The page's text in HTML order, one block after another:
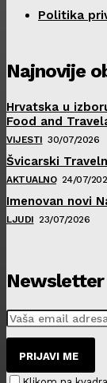
Politika
Najnovije
Hrvatska u
Food and
VIJESTI 30/07/2026
Švicarski
AKTUALNO 24/07/
Imenovan novi
LJUDI 23/07/2026
Newsletter
PRIJAVI ME